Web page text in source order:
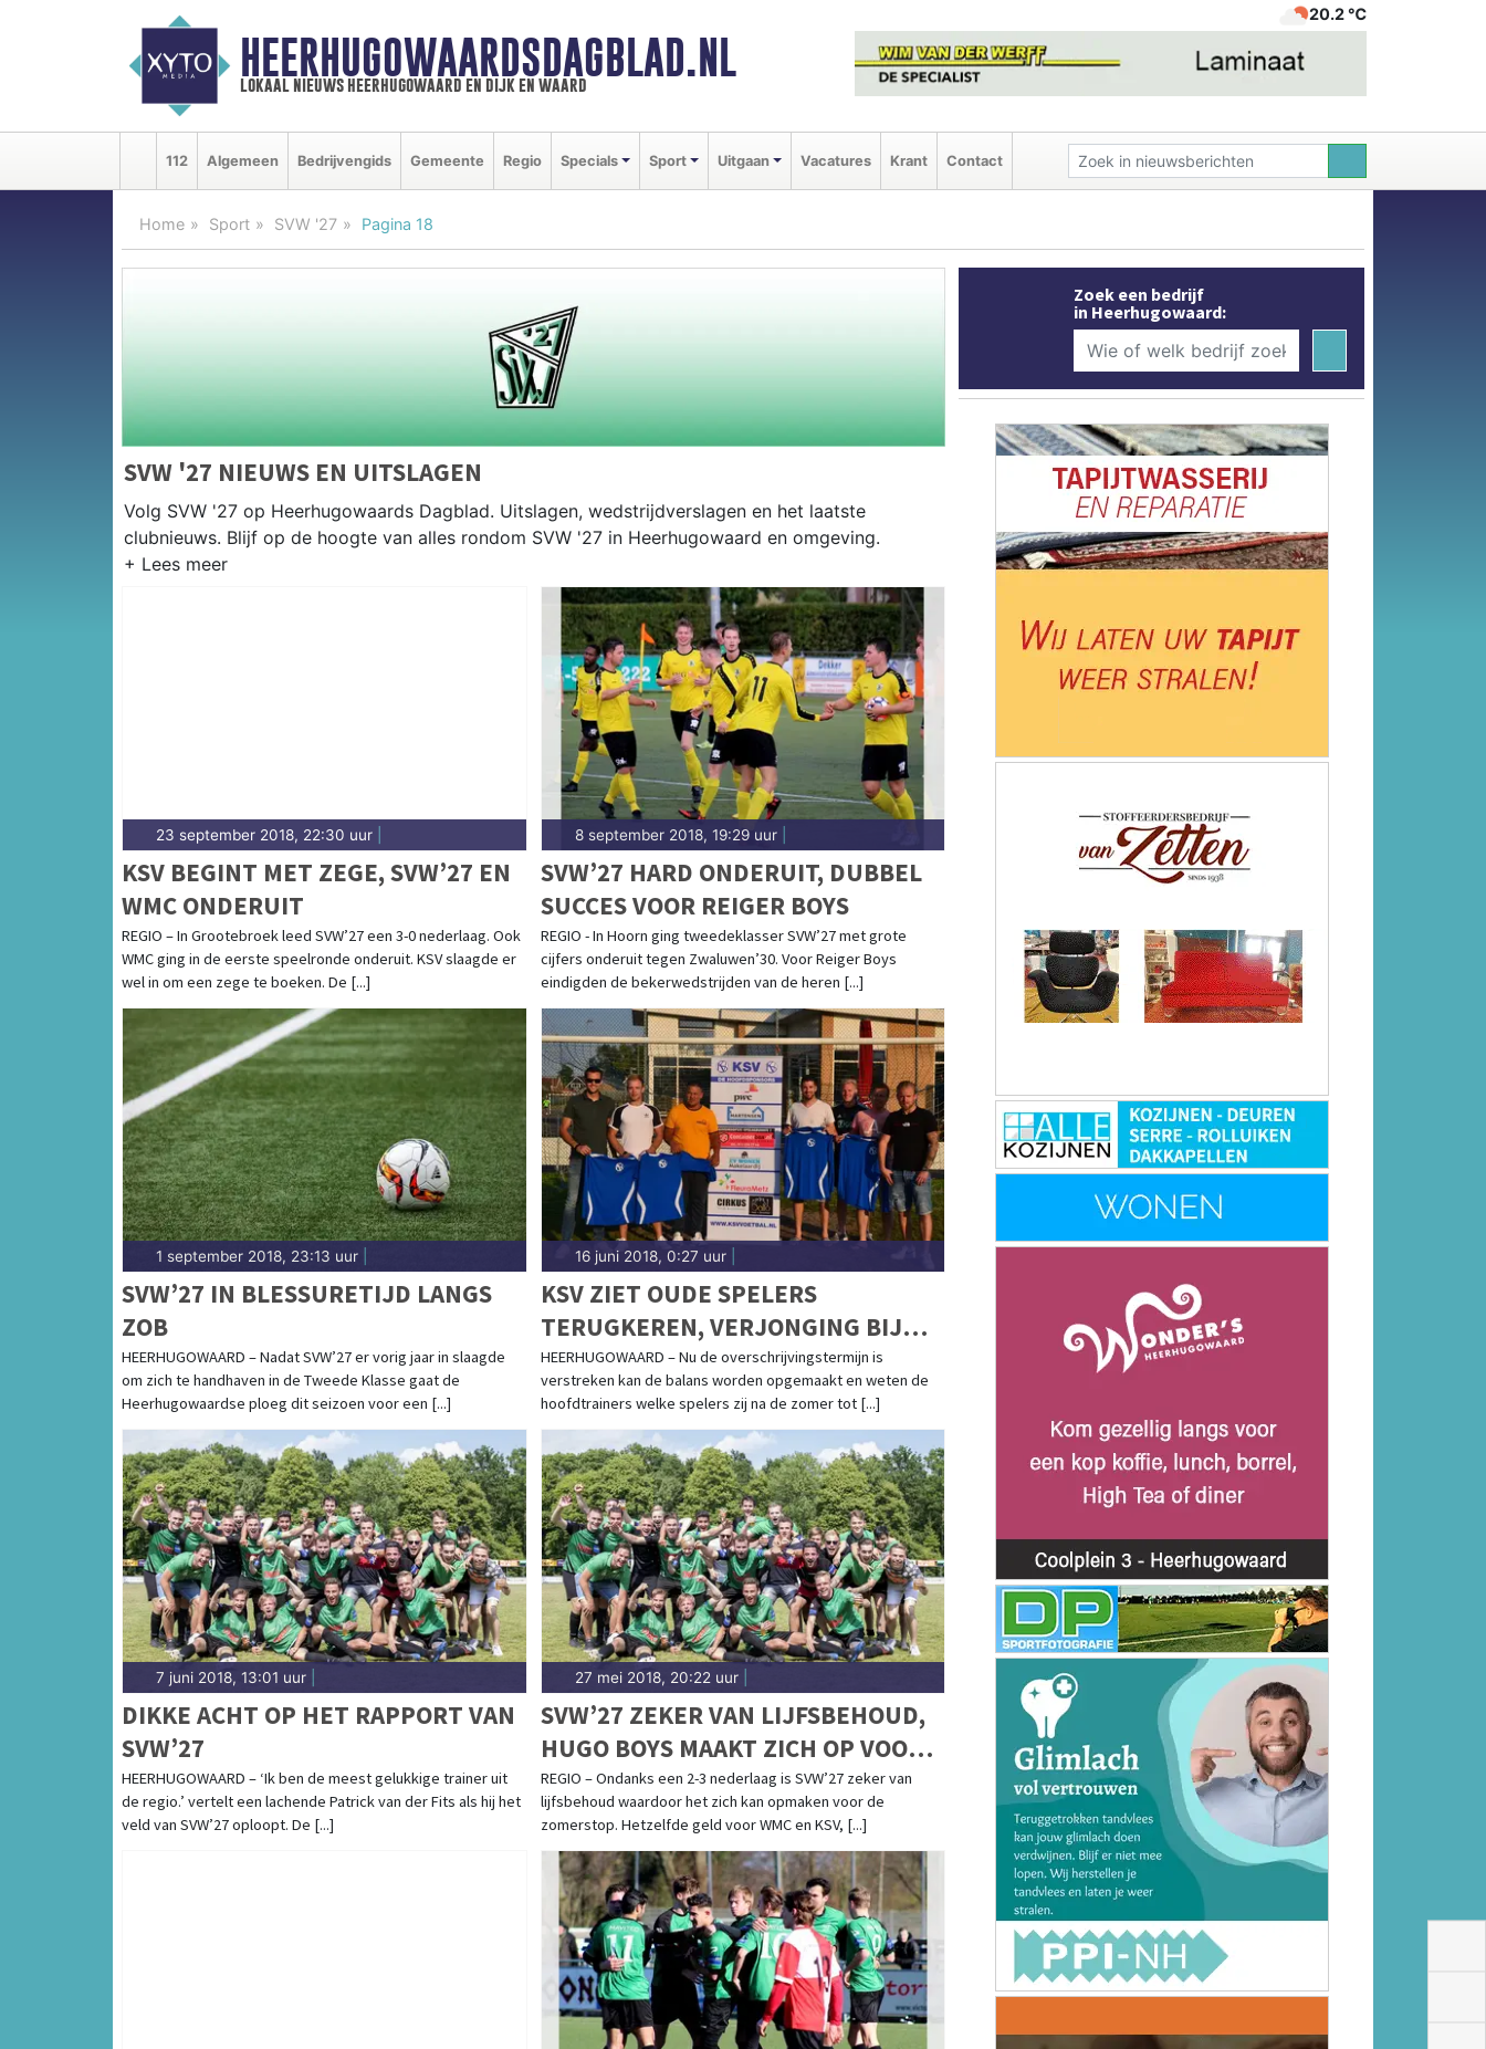
HEERHUGOWAARDSDAGBLAD.NL
lokaal nieuws heerhugowaard en dijk en waard
20.2 ℃
112 Algemeen Bedrijvengids Gemeente Regio Specials Sport Uitgaan Vacatures Krant Contact
Home Sport SVW '27 Pagina 18
SVW '27 NIEUWS EN UITSLAGEN
Volg SVW '27 op Heerhugowaards Dagblad. Uitslagen, wedstrijdverslagen en het laatste
clubnieuws. Blijf op de hoogte van alles rondom SVW '27 in Heerhugowaard en omgeving.
23 september 2018, 22:30 uur
KSV BEGINT MET ZEGE, SVW’27 EN
WMC ONDERUIT
REGIO – In Grootebroek leed SVW’27 een 3-0 nederlaag. Ook
WMC ging in de eerste speelronde onderuit. KSV slaagde er
wel in om een zege te boeken. De [...]
8 september 2018, 19:29 uur|
SVW’27 HARD ONDERUIT, DUBBEL
SUCCES VOOR REIGER BOYS
REGIO - In Hoorn ging tweedeklasser SVW’27 met grote
cijfers onderuit tegen Zwaluwen’30. Voor Reiger Boys
eindigden de bekerwedstrijden van de heren [...]
1 september 2018, 23:13 uur
SVW’27 IN BLESSURETIJD LANGS
ZOB
HEERHUGOWAARD – Nadat SVW’27 er vorig jaar in slaagde
om zich te handhaven in de Tweede Klasse gaat de
Heerhugowaardse ploeg dit seizoen voor een [...]
16 juni 2018, 0:27 uur|
KSV ZIET OUDE SPELERS
TERUGKEREN, VERJONGING BIJ
SVW'27
HEERHUGOWAARD – Nu de overschrijvingstermijn is
verstreken kan de balans worden opgemaakt en weten de
hoofdtrainers welke spelers zij na de zomer tot [...]
7 juni 2018, 13:01 uur
DIKKE ACHT OP HET RAPPORT VAN
SVW’27
HEERHUGOWAARD – ‘Ik ben de meest gelukkige trainer uit
de regio.’ vertelt een lachende Patrick van der Fits als hij het
veld van SVW’27 oploopt. De [...]
27 mei 2018, 20:22 uur|
SVW’27 ZEKER VAN LIJFSBEHOUD,
HUGO BOYS MAAKT ZICH OP VOOR
DE NACOMPETITIE
REGIO – Ondanks een 2-3 nederlaag is SVW’27 zeker van
lijfsbehoud waardoor het zich kan opmaken voor de
zomerstop. Hetzelfde geld voor WMC en KSV, [...]
Zoek een bedrijf
in Heerhugowaard: